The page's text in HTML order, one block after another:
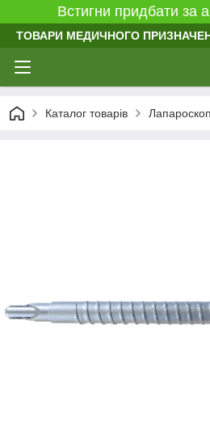
Встигни придбати за
ТОВАРИ МЕДИЧНОГО
Каталог товарів